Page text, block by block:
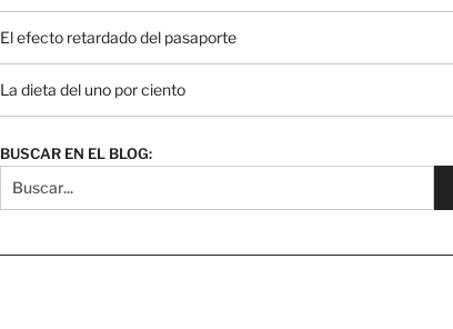
El efecto retardado del pasaporte
La dieta del uno por ciento
BUSCAR EN EL BLOG: